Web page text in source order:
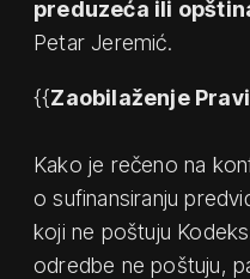
preduzeća ili
Petar Jeremić.
{{Zaobilaženje
Kako je rečeno na
o sufinansiranju
koji ne poštuju
odredbe ne poštuju,